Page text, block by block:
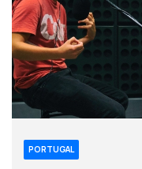
PORTUGAL